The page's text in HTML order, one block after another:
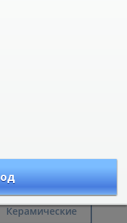
на-Дону
Керамические